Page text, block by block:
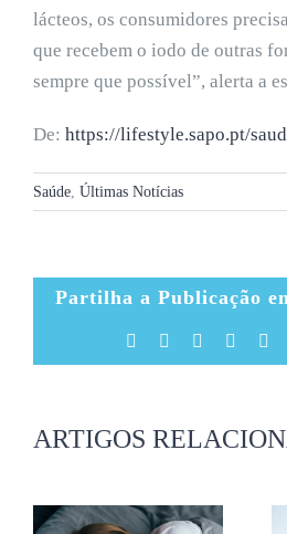
lácteos, os consumidores
que recebem o iodo de outras
sempre que possível”, alerta a
De: https://lifestyle.sapo.pt/
Saúde Últimas Notícias
Partilha a Publicação
Facebook Reddit
ARTIGOS